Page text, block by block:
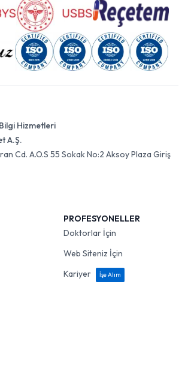
Hizmetleri
A.Ş.
Cd. A.O.S 55 Sokak No:2 Aksoy Plaza Giriş
PROFESYONELLER
Doktorlar İçin
Web Siteniz İçin
Kariyer
İşe Alım